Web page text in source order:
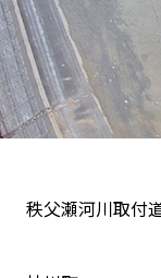
秩父瀬河川取付